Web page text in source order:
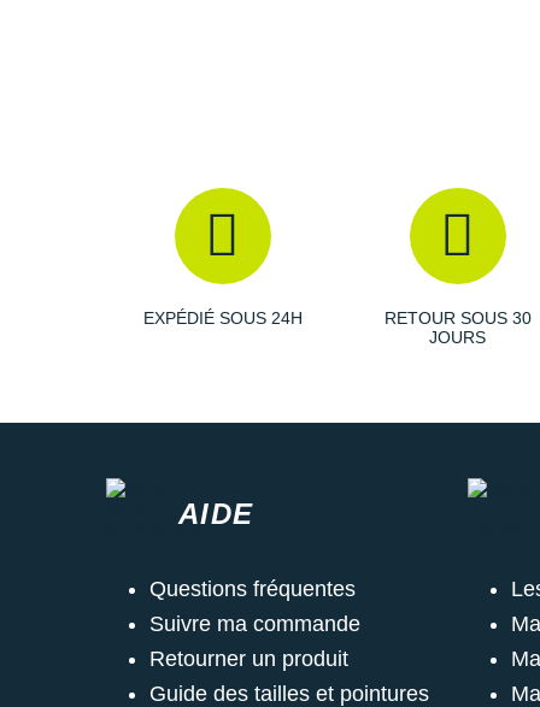
EXPÉDIÉ SOUS 24H
RETOUR SOUS 30
JOURS
AIDE
Questions fréquentes
Suivre ma commande
Retourner un produit
Guide des tailles et pointures